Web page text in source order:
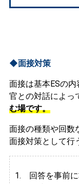
◆面接対策
面接は基本ESの
官との対話によっ
む場です。
面接の種類や回数
面接対策として行
1. 回答を事前に